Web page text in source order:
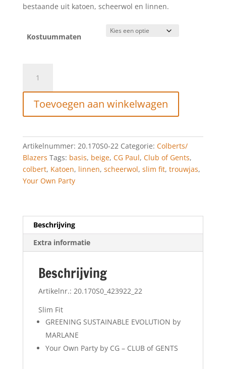
bestaande uit katoen, scheerwol en linnen.
Kostuummaten
Gents
Trouwjas
CG
Beige
aantal
Toevoegen aan winkelwagen
Artikelnummer: 20.170S0-22 Categorie: Colberts/
Blazers Tags: basis, beige, CG Paul, Club of Gents,
colbert, Katoen, linnen, scheerwol, slim fit, trouwjas,
Your Own Party
Beschrijving
Extra informatie
Beschrijving
Artikelnr.: 20.170S0_423922_22
Slim Fit
GREENING SUSTAINABLE EVOLUTION by
MARLANE
Your Own Party by CG – CLUB of GENTS